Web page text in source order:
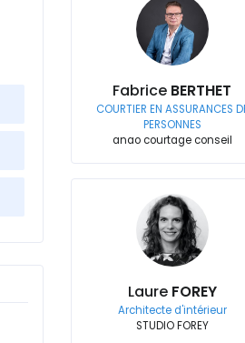
Fabrice BERTHET
COURTIER EN ASSURANCES
PERSONNES
anao courtage conseil
Laure FOREY
Architecte d'intérieur
STUDIO FOREY